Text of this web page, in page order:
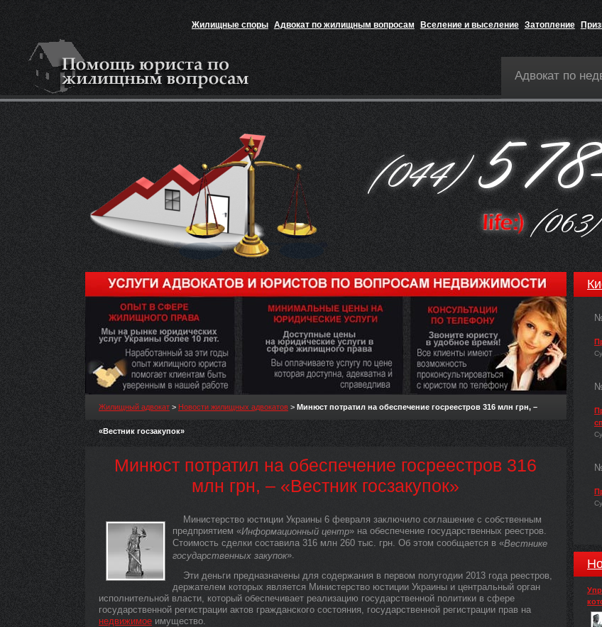
Жилищные споры Адвокат по жилищным вопросам Вселение и выселение Затопление
Адвокат по
Жилищный адвокат > Новости жилищных адвокатов > Минюст потратил на обеспечение госреестров 316 млн грн, –
«Вестник госзакупок»
Минюст потратил на обеспечение госреестров 316
млн грн, – «Вестник госзакупок»
Министерство юстиции Украины 6 февраля заключило соглашение с собственным
предприятием «Информационный центр» на обеспечение государственных реестров.
Стоимость сделки составила 316 млн 260 тыс. грн. Об этом сообщается в «Вестнике
государственных закупок».
Эти деньги предназначены для содержания в первом полугодии 2013 года реестров,
держателем которых является Министерство юстиции Украины и центральный орган
исполнительной власти, который обеспечивает реализацию государственной политики в сфере
государственной регистрации актов гражданского состояния, государственной регистрации прав на
недвижимое имущество.